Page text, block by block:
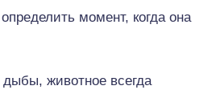
момент, когда она
дыбы, животное всегда